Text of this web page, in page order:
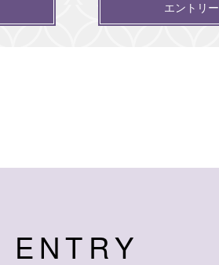
エントリー
ENT RY